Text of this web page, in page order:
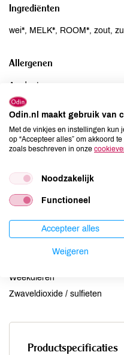
Ingrediënten
wei*, MELK*, ROOM*, zout,
Allergenen
Aardnoten
Ei
Gluten
Lactose
Lupine
Noten
Schaaldieren
Weekdieren
Zwaveldioxide / sulfieten
Productspecificaties
Odin.nl maakt gebruik van
Met de vinkjes en instellingen kun
op “Accepteer alles” om akkoord
zoals beschreven in onze
Noodzakelijk
Functioneel
Accepteer alles
Weigeren